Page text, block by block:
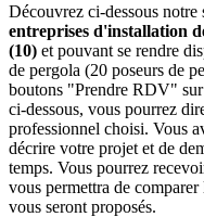
Découvrez ci-dessous notre
entreprises d'installation
(10) et pouvant se rendre
de pergola (20 poseurs de
boutons "Prendre RDV" sur
ci-dessous, vous pourrez
professionnel choisi. Vous
décrire votre projet et de
temps. Vous pourrez
vous permettra de
vous seront proposés.